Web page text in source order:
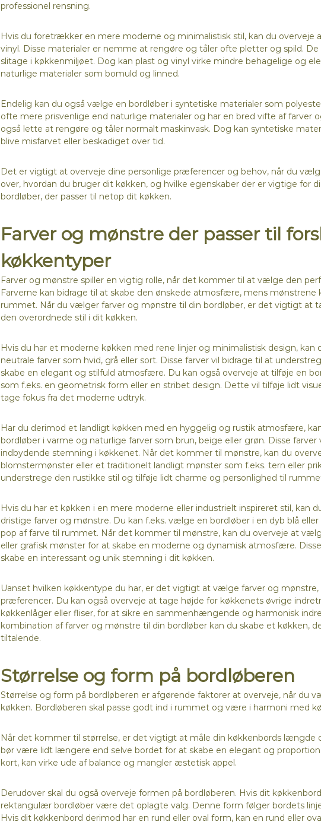
professionel rensning.
Hvis du foretrækker en mere moderne og minimalistisk stil, kan du overveje
vinyl. Disse materialer er nemme at rengøre og tåler ofte pletter og spild.
slitage i køkkenmiljøet. Dog kan plast og vinyl virke mindre behagelige og
naturlige materialer som bomuld og linned.
Endelig kan du også vælge en bordløber i syntetiske materialer som
ofte mere prisvenlige end naturlige materialer og har en bred vifte af farver
også lette at rengøre og tåler normalt maskinvask. Dog kan syntetiske
blive misfarvet eller beskadiget over tid.
Det er vigtigt at overveje dine personlige præferencer og behov, når du
over, hvordan du bruger dit køkken, og hvilke egenskaber der er vigtige for
bordløber, der passer til netop dit køkken.
Farver og mønstre der passer til
køkkentyper
Farver og mønstre spiller en vigtig rolle, når det kommer til at vælge den
Farverne kan bidrage til at skabe den ønskede atmosfære, mens mønstrene
rummet. Når du vælger farver og mønstre til din bordløber, er det vigtigt at
den overordnede stil i dit køkken.
Hvis du har et moderne køkken med rene linjer og minimalistisk design,
neutrale farver som hvid, grå eller sort. Disse farver vil bidrage til at
skabe en elegant og stilfuld atmosfære. Du kan også overveje at tilføje en
som f.eks. en geometrisk form eller en stribet design. Dette vil tilføje lidt
tage fokus fra det moderne udtryk.
Har du derimod et landligt køkken med en hyggelig og rustik atmosfære,
bordløber i varme og naturlige farver som brun, beige eller grøn. Disse
indbydende stemning i køkkenet. Når det kommer til mønstre, kan du
blomstermønster eller et traditionelt landligt mønster som f.eks. tern eller
understrege den rustikke stil og tilføje lidt charme og personlighed til
Hvis du har et køkken i en mere moderne eller industrielt inspireret stil, kan
dristige farver og mønstre. Du kan f.eks. vælge en bordløber i en dyb blå
pop af farve til rummet. Når det kommer til mønstre, kan du overveje at
eller grafisk mønster for at skabe en moderne og dynamisk atmosfære.
skabe en interessant og unik stemning i dit køkken.
Uanset hvilken køkkentype du har, er det vigtigt at vælge farver og mønstre,
præferencer. Du kan også overveje at tage højde for køkkenets øvrige
køkkenlåger eller fliser, for at sikre en sammenhængende og harmonisk
kombination af farver og mønstre til din bordløber kan du skabe et køkken,
tiltalende.
Størrelse og form på bordløberen
Størrelse og form på bordløberen er afgørende faktorer at overveje, når du
køkken. Bordløberen skal passe godt ind i rummet og være i harmoni med
Når det kommer til størrelse, er det vigtigt at måle din køkkenbords længde
bør være lidt længere end selve bordet for at skabe en elegant og
kort, kan virke ude af balance og mangler æstetisk appel.
Derudover skal du også overveje formen på bordløberen. Hvis dit
rektangulær bordløber være det oplagte valg. Denne form følger bordets
Hvis dit køkkenbord derimod har en rund eller oval form, kan en rund eller